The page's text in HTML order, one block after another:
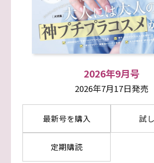
2026年9月号
2026年7月17日発売
最新号を購入 試
定期購読